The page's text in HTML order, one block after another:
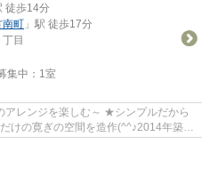
徒歩14分
南町 」駅 徒歩17分
丁目
集中： 1室
アレンジを楽しむ～ ★シンプルだから
けの寛ぎの空間を造作(^^♪2014年築の